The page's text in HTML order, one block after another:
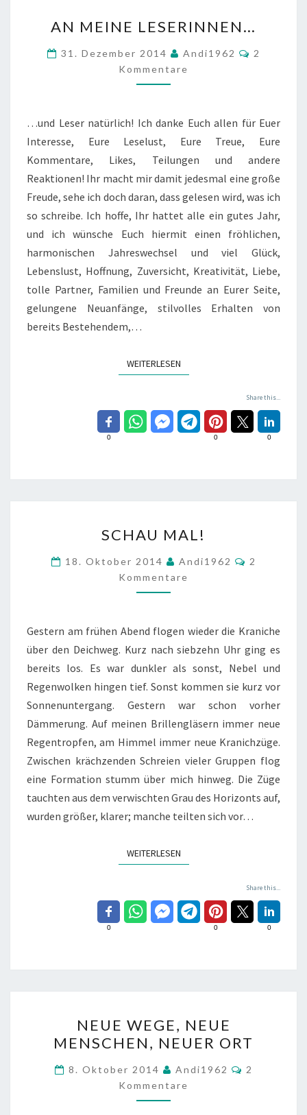
MEINE
LESERINNEN…
AN MEINE LESERINNEN…
31. Dezember 2014 Andi1962
2
Kommentare
…und Leser natürlich! Ich danke Euch allen für Euer
Interesse, Eure Leselust, Eure Treue, Eure
Kommentare, Likes, Teilungen und andere
Reaktionen! Ihr macht mir damit jedesmal eine große
Freude, sehe ich doch daran, dass gelesen wird, was ich
so schreibe. Ich hoffe, Ihr hattet alle ein gutes Jahr,
und ich wünsche Euch hiermit einen fröhlichen,
harmonischen Jahreswechsel und viel Glück,
Lebenslust, Hoffnung, Zuversicht, Kreativität, Liebe,
tolle Partner, Familien und Freunde an Eurer Seite,
gelungene Neuanfänge, stilvolles Erhalten von
bereits Bestehendem,…
WEITERLESENWEITERLESEN
Share this...
0 0 0
MAL!
SCHAU MAL!
18. Oktober 2014 Andi1962
2
Kommentare
Gestern am frühen Abend flogen wieder die Kraniche
über den Deichweg. Kurz nach siebzehn Uhr ging es
bereits los. Es war dunkler als sonst, Nebel und
Regenwolken hingen tief. Sonst kommen sie kurz vor
Sonnenuntergang. Gestern war schon vorher
Dämmerung. Auf meinen Brillengläsern immer neue
Regentropfen, am Himmel immer neue Kranichzüge.
Zwischen krächzenden Schreien vieler Gruppen flog
eine Formation stumm über mich hinweg. Die Züge
tauchten aus dem verwischten Grau des Horizonts auf,
wurden größer, klarer; manche teilten sich vor…
WEITERLESENWEITERLESEN
Share this...
0 0 0
WEGE,
NEUE
MENSCHEN,
NEUER
ORT
NEUE WEGE, NEUE
MENSCHEN, NEUER ORT
8. Oktober 2014 Andi1962
2
Kommentare